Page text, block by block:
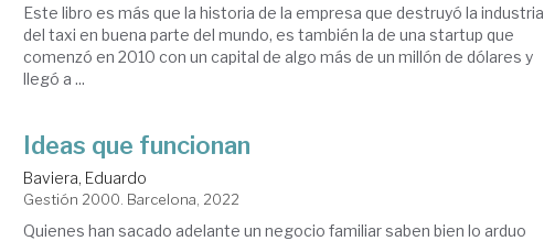
Este libro es más que la historia de la empresa que destruyó la industria
del taxi en buena parte del mundo, es también la de una startup que
comenzó en 2010 con un capital de algo más de un millón de dólares y
llegó a ...
Ideas que funcionan
Baviera, Eduardo
Gestión 2000. Barcelona, 2022
Quienes han sacado adelante un negocio familiar saben bien lo arduo